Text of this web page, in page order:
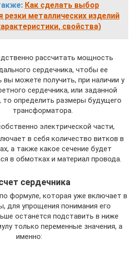
Как сделать выбор
резки металлических изделий
свойства)
рассчитать мощность
сердечника, чтобы ее
вы можете получить, при наличии у
сердечника, или заданной
определить размеры будущего
трансформатора.
электрической части,
в себя количество витков в
а также какое сечение будет
в обмотках и материал провода.
сердечника
формуле, которая уже включает в
для упрощения понимания его
останется подставить в ниже
только переменные значения, а
именно: